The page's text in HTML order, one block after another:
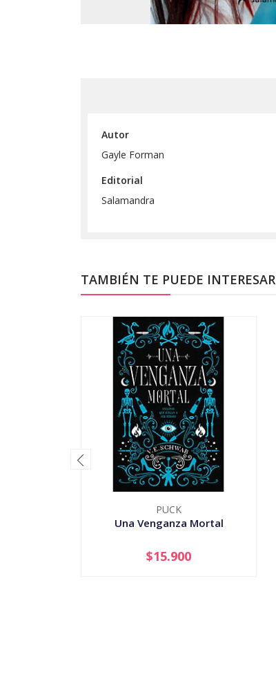
Autor
Gayle Forman
Editorial
Salamandra
TAMBIÉN TE PUEDE INTERESAR
PUCK
Una Venganza Mortal
+
$15.900